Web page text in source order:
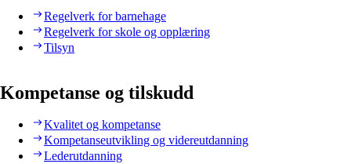
Regelverk for barnehage
Regelverk for skole og opplæring
Tilsyn
Kompetanse og tilskudd
Kvalitet og kompetanse
Kompetanseutvikling og videreutdanning
Lederutdanning